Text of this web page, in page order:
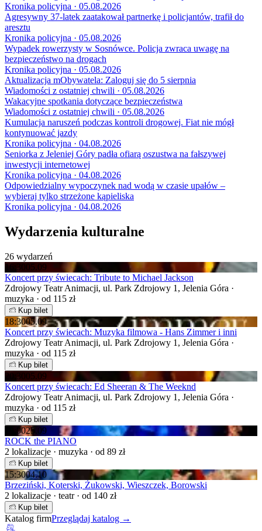
Kronika policyjna · 05.08.2026
Agresywny 37-latek zaatakował partnerkę i policjantów, trafił do
aresztu
Kronika policyjna · 05.08.2026
Wypadek rowerzysty w Sosnówce. Policja zwraca uwagę na
bezpieczeństwo na drogach
Kronika policyjna · 05.08.2026
Aktualizacja mObywatela: Zaloguj się do 5 sierpnia
Wiadomości z ostatniej chwili · 05.08.2026
Wakacyjne spotkania dotyczące bezpieczeństwa
Wiadomości z ostatniej chwili · 05.08.2026
Kumulacja naruszeń podczas kontroli drogowej. Fiat nie mógł
kontynuować jazdy
Kronika policyjna · 04.08.2026
Seniorka z Jeleniej Góry padła ofiarą oszustwa na fałszywej
inwestycji internetowej
Kronika policyjna · 04.08.2026
Odpowiedzialny wypoczynek nad wodą w czasie upałów –
wybieraj tylko strzeżone kąpieliska
Kronika policyjna · 04.08.2026
Wydarzenia kulturalne
26 wydarzeń
16:3005.09
Koncert przy świecach: Tribute to Michael Jackson
Zdrojowy Teatr Animacji, ul. Park Zdrojowy 1, Jelenia Góra ·
muzyka · od 115 zł
Kup bilet
18:3005.09
Koncert przy świecach: Muzyka filmowa - Hans Zimmer i inni
Zdrojowy Teatr Animacji, ul. Park Zdrojowy 1, Jelenia Góra ·
muzyka · od 115 zł
Kup bilet
20:3005.09
Koncert przy świecach: Ed Sheeran & The Weeknd
Zdrojowy Teatr Animacji, ul. Park Zdrojowy 1, Jelenia Góra ·
muzyka · od 115 zł
Kup bilet
19:0025.09
ROCK the PIANO
2 lokalizacje · muzyka · od 89 zł
Kup bilet
15:3004.10
Brzeziński, Koterski, Żukowski, Wieszczek, Borowski
2 lokalizacje · teatr · od 140 zł
Kup bilet
Katalog firmPrzeglądaj katalog →